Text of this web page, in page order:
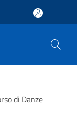
di Danze